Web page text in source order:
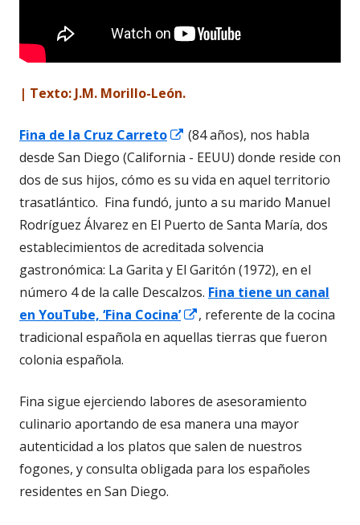
| Texto: J.M. Morillo-León.
Fina de la Cruz Carreto
Abrir
en
una
ventana
nueva
(84 años), nos habla
desde San Diego (California - EEUU) donde reside con
dos de sus hijos, cómo es su vida en aquel territorio
trasatlántico. Fina fundó, junto a su marido Manuel
Rodríguez Álvarez en El Puerto de Santa María, dos
establecimientos de acreditada solvencia
gastronómica: La Garita y El Garitón (1972), en el
número 4 de la calle Descalzos. Fina tiene un canal
en YouTube, ‘Fina Cocina’
Abrir
en
nueva
, referente de la cocina
tradicional española en aquellas tierras que fueron
colonia española.
Fina sigue ejerciendo labores de asesoramiento
culinario aportando de esa manera una mayor
autenticidad a los platos que salen de nuestros
fogones, y consulta obligada para los españoles
residentes en San Diego.